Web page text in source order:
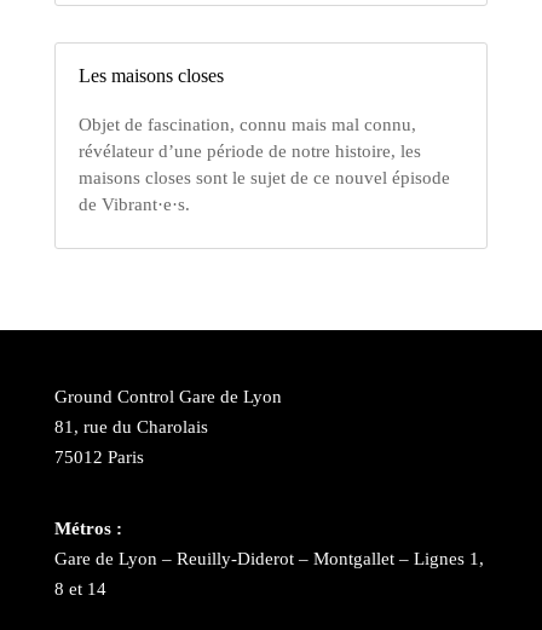
Les maisons closes
Objet de fascination, connu mais mal connu,
révélateur d’une période de notre histoire, les
maisons closes sont le sujet de ce nouvel épisode
de Vibrant·e·s.
Ground Control Gare de Lyon
81, rue du Charolais
75012 Paris
Métros :
Gare de Lyon – Reuilly-Diderot – Montgallet – Lignes 1,
8 et 14